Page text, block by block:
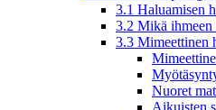
3.1 Haluamisen
3.2 Mikä ihmeen
3.3 Mimeettinen
Nuoret